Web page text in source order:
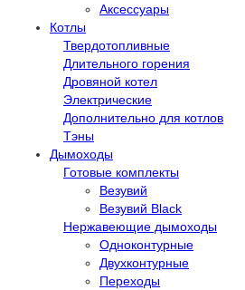
Аксессуары
Котлы
Твердотопливные
Длительного горения
Дровяной котел
Электрические
Дополнительно для котлов
Тэны
Дымоходы
Готовые комплекты
Везувий
Везувий Black
Нержавеющие дымоходы
Одноконтурные
Двухконтурные
Переходы